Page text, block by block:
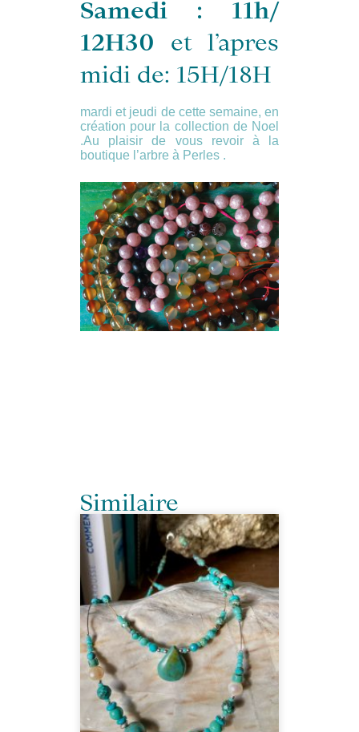
Samedi : 11h/
12H30 et l’apres
midi de: 15H/18H
mardi et jeudi de cette semaine, en
création pour la collection de Noel
.Au plaisir de vous revoir à la
boutique l’arbre à Perles .
Similaire